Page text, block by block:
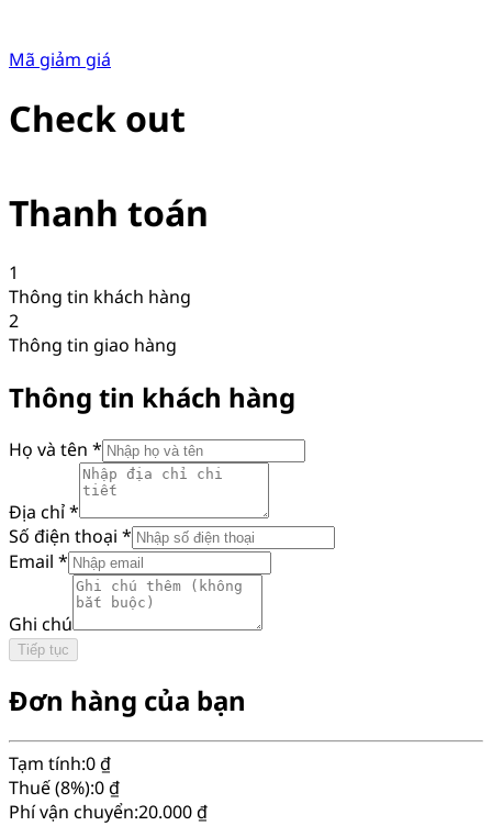
Mã giảm giá
Check out
Thanh toán
1
Thông tin khách hàng
2
Thông tin giao hàng
Thông tin khách hàng
Họ và tên *
Địa chỉ*
Số điện thoại *
Email *
Ghi chú
Tiếp tục
Đơn hàng của bạn
Tạm tính:0 ₫
Thuế (8%):0 ₫
Phí vận chuyển:20.000 ₫